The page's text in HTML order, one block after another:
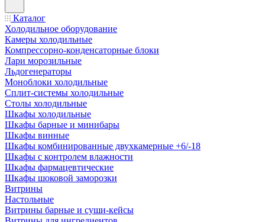
Каталог
Холодильное оборудование
Камеры холодильные
Компрессорно-конденсаторные блоки
Лари морозильные
Льдогенераторы
Моноблоки холодильные
Сплит-системы холодильные
Столы холодильные
Шкафы холодильные
Шкафы барные и минибары
Шкафы винные
Шкафы комбинированные двухкамерные +6/-18
Шкафы с контролем влажности
Шкафы фармацевтические
Шкафы шоковой заморозки
Витрины
Настольные
Витрины барные и суши-кейсы